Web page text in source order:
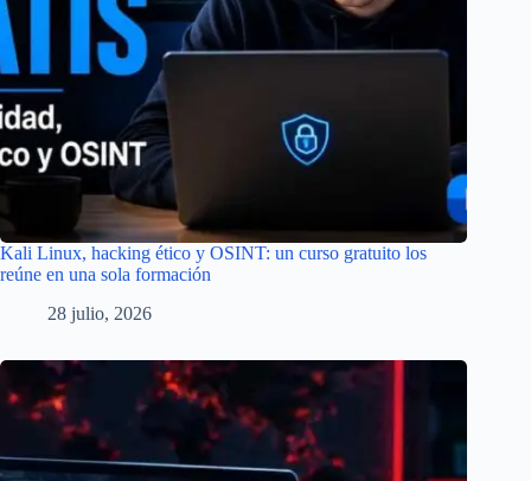
Kali Linux, hacking ético y OSINT: un curso gratuito los
reúne en una sola formación
28 julio, 2026